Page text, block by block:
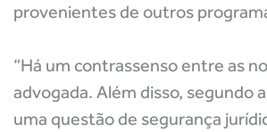
provenientes de outros
“Há um contrassenso entre as
advogada. Além disso, segundo
uma questão de segurança